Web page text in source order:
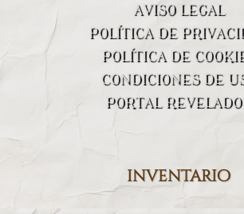
AVISO LEGAL
POLÍTICA DE
POLÍTICA DE
CONDICIONES DE
PORTAL
inventario